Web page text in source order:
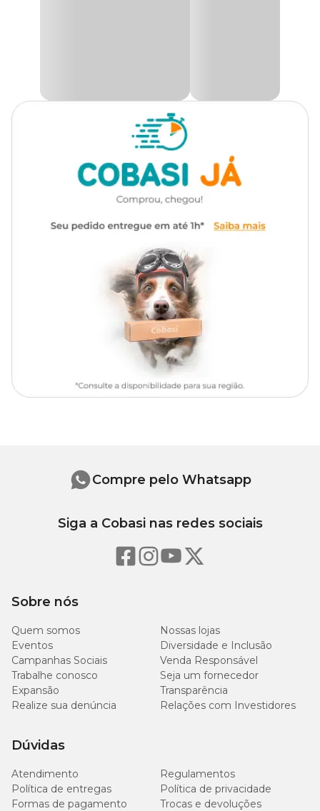
Na Cobasi você encontra a
Varinha para Gatos Minhoca
site, app ou em uma de nossas lojas.
Imagens meramente ilustrativas.
A varinha é vendida emcores sortidas.
Sobre nós
Quem somos
Nossas lojas
Eventos
Diversidade e Inclusão
Campanhas Sociais
Venda Responsável
Trabalhe conosco
Seja um fornecedor
Expansão
Transparência
Realize sua denúncia
Relações com Investidores
Dúvidas
Atendimento
Regulamentos
Política de entregas
Política de privacidade
Formas de pagamento
Trocas e devoluções
Compre pelo Whatsapp
Siga a Cobasi nas redes sociais